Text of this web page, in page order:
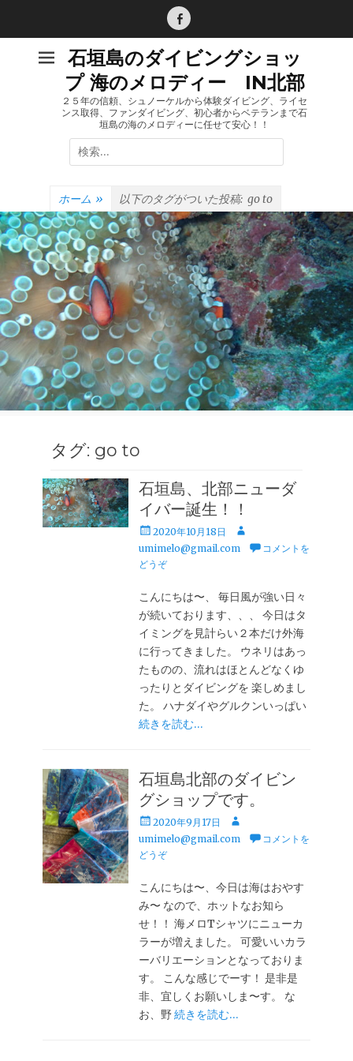
Facebook
石垣島のダイビングショッ
プ 海のメロディー IN北部
２５年の信頼、シュノーケルから体験ダイビング、ライセ
ンス取得、ファンダイビング、初心者からベテランまで石
垣島の海のメロディーに任せて安心！！
検
索:
ホーム » 以下のタグがついた投稿: go to
タグ: go to
石垣島、北部ニューダ
イバー誕生！！
投
稿
日
2020年10月18日
投
稿
umimelo@gmail.com
コメントを
どうぞ
こんにちは〜、 毎日風が強い日々
が続いております、、、 今日はタ
イミングを見計らい２本だけ外海
に行ってきました。 ウネリはあっ
たものの、流れはほとんどなくゆ
ったりとダイビングを 楽しめまし
た。 ハナダイやグルクンいっぱい
続きを読む…
石垣島北部のダイビン
グショップです。
投
稿
日
2020年9月17日
投
稿
umimelo@gmail.com
コメントを
どうぞ
こんにちは〜、今日は海はおやす
み〜 なので、ホットなお知ら
せ！！ 海メロTシャツにニューカ
ラーが増えました。 可愛いいカラ
ーバリエーションとなっておりま
す。 こんな感じでーす！ 是非是
非、宜しくお願いしま〜す。 な
お、野続きを読む…